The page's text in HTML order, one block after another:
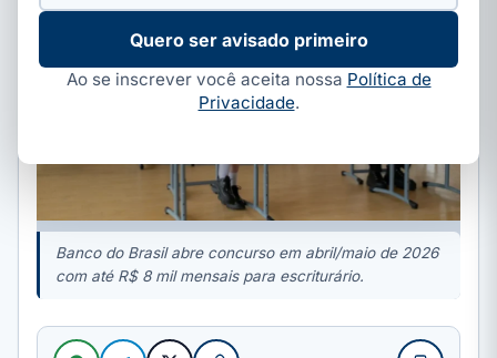
Banco do Brasil abre concurso em abril/maio de 2026
com até R$ 8 mil mensais para escriturário.
Quero ser avisado primeiro
Ao se inscrever você aceita nossa Política de
Privacidade.